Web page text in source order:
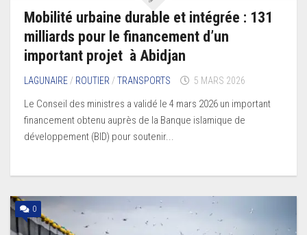
Mobilité urbaine durable et intégrée : 131
milliards pour le financement d’un
important projet à Abidjan
LAGUNAIRE / ROUTIER /TRANSPORTS 5 MARS 2026
Le Conseil des ministres a validé le 4 mars 2026 un important
financement obtenu auprès de la Banque islamique de
développement (BID) pour soutenir...
0